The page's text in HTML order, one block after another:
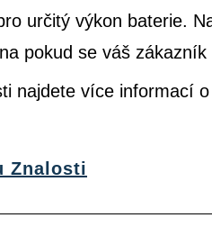
určitý výkon baterie.
pokud se váš
najdete více informací
Znalosti